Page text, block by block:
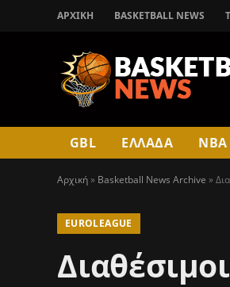
ΑΡΧΙΚΉ BASKETBALL NEWS
GBL ΕΛΛΑΔΑ NBA
Αρχική» Basketball News Archive »
EUROLEAGUE